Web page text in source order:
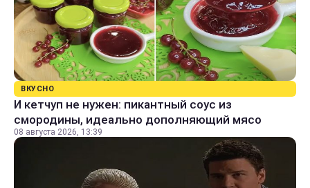
ВКУСНО
И кетчуп не нужен: пикантный соус из
смородины, идеально дополняющий мясо
08 августа 2026, 13:39